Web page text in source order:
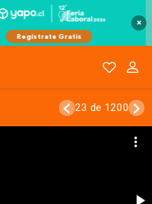
×
23 de 1200